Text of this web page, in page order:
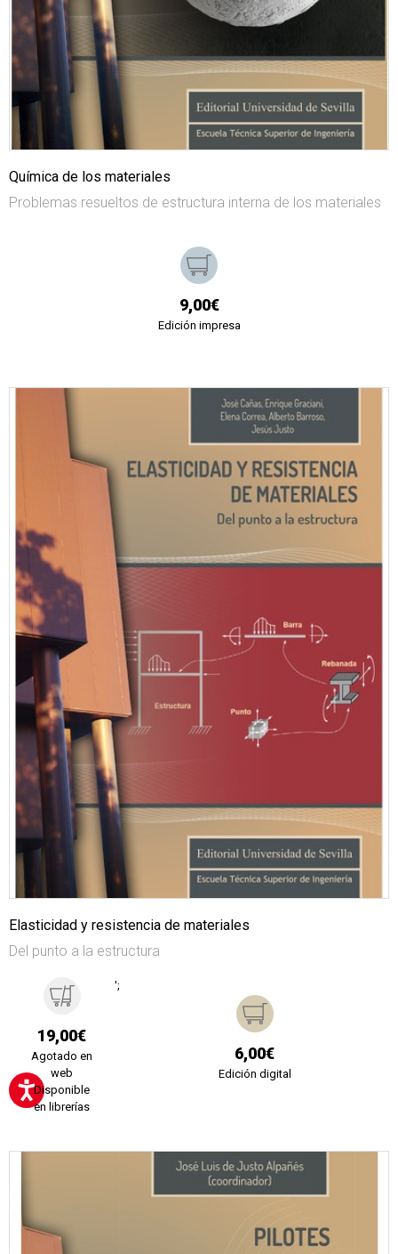
Química de los materiales
Problemas resueltos de estructura interna de los materiales
9,00€
Edición impresa
Elasticidad y resistencia de materiales
Del punto a la estructura
19,00€
Agotado en
web
Disponible
en librerías
';
6,00€
Edición digital